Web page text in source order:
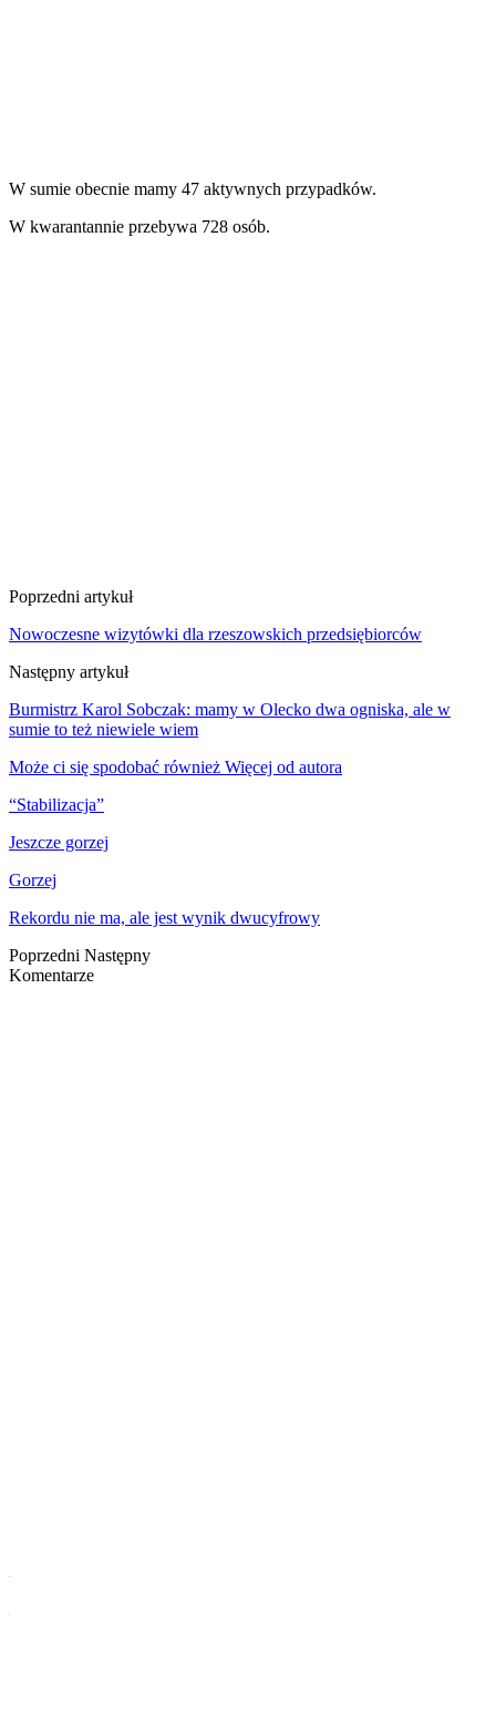
W sumie obecnie mamy 47 aktywnych przypadków.
W kwarantannie przebywa 728 osób.
Poprzedni artykuł
Nowoczesne wizytówki dla rzeszowskich przedsiębiorców
Następny artykuł
Burmistrz Karol Sobczak: mamy w Olecko dwa ogniska, ale w
sumie to też niewiele wiem
Może ci się spodobać również Więcej od autora
“Stabilizacja”
Jeszcze gorzej
Gorzej
Rekordu nie ma, ale jest wynik dwucyfrowy
Poprzedni Następny
Komentarze